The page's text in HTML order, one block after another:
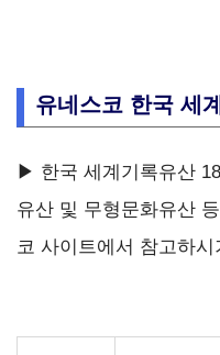
유네스코 한국 세
▶ 한국 세계기록유산
유산 및 무형문화유산
코 사이트에서 참고하